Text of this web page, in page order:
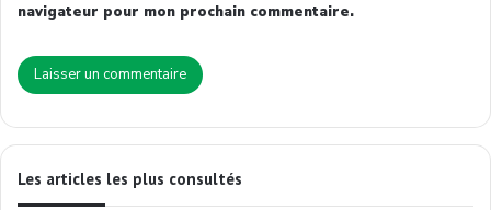
navigateur pour mon prochain commentaire.
Les articles les plus consultés